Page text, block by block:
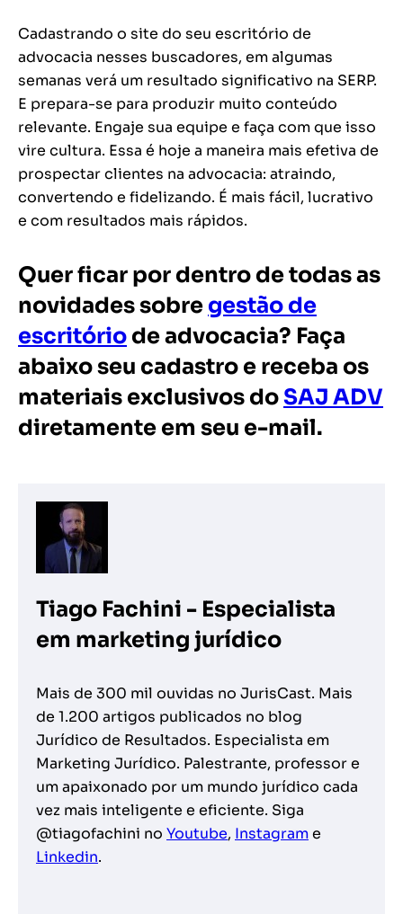
Cadastrando o site do seu escritório de
advocacia nesses buscadores, em algumas
semanas verá um resultado significativo na SERP.
E prepara-se para produzir muito conteúdo
relevante. Engaje sua equipe e faça com que isso
vire cultura. Essa é hoje a maneira mais efetiva de
prospectar clientes na advocacia: atraindo,
convertendo e fidelizando. É mais fácil, lucrativo
e com resultados mais rápidos.
Quer ficar por dentro de todas as
novidades sobre gestão de
escritório de advocacia? Faça
abaixo seu cadastro e receba os
materiais exclusivos doSAJ ADV
diretamente em seu e-mail.
Tiago Fachini - Especialista
em marketing jurídico
Mais de 300 mil ouvidas no JurisCast. Mais
de 1.200 artigos publicados no blog
Jurídico de Resultados. Especialista em
Marketing Jurídico. Palestrante, professor e
um apaixonado por um mundo jurídico cada
vez mais inteligente e eficiente. Siga
@tiagofachini no Youtube, Instagrame
Linkedin.